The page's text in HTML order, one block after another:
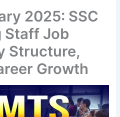
2025: SSC
Staff Job
Structure,
Growth